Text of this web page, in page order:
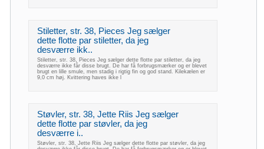
Stiletter, str. 38, Pieces Jeg sælger
dette flotte par stiletter, da jeg
desværre ikk..
Stiletter, str. 38, Pieces Jeg sælger dette flotte par stiletter, da jeg
desværre ikke får disse brugt. De har få forbrugsmærker og er blevet
brugt en lille smule, men stadig i rigtig fin og god stand. Kilekælen er
9,0 cm høj. Kvittering haves ikke l
Støvler, str. 38, Jette Riis Jeg sælger
dette flotte par støvler, da jeg
desværre i..
Støvler, str. 38, Jette Riis Jeg sælger dette flotte par støvler, da jeg